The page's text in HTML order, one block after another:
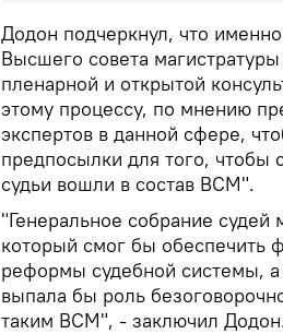
Додон подчеркнул, что
Высшего совета
пленарной и открытой
этому процессу, по мнению
экспертов в данной сфере,
предпосылки для того,
судьи вошли в состав ВСМ".
"Генеральное собрание
который смог бы обеспечить
реформы судебной системы, а
выпала бы роль
таким ВСМ", - заключил